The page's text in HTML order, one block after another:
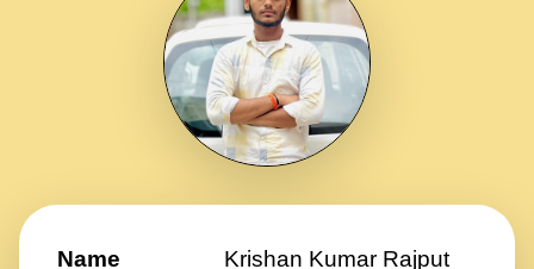
Name Krishan Kumar Rajput